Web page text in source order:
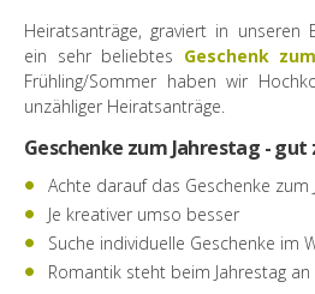
Heiratsanträge, graviert in unseren
ein sehr beliebtes Geschenk
Frühling/Sommer haben wir
unzähliger Heiratsanträge.
Geschenke zum Jahrestag - gut
Achte darauf das Geschenke
Je kreativer umso besser
Suche individuelle Geschenke im
Romantik steht beim Jahrestag